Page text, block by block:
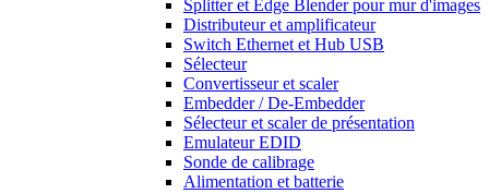
Splitter et Edge Blender pour mur d'images
Distributeur et amplificateur
Switch Ethernet et Hub USB
Sélecteur
Convertisseur et scaler
Embedder / De-Embedder
Sélecteur et scaler de présentation
Emulateur EDID
Sonde de calibrage
Alimentation et batterie